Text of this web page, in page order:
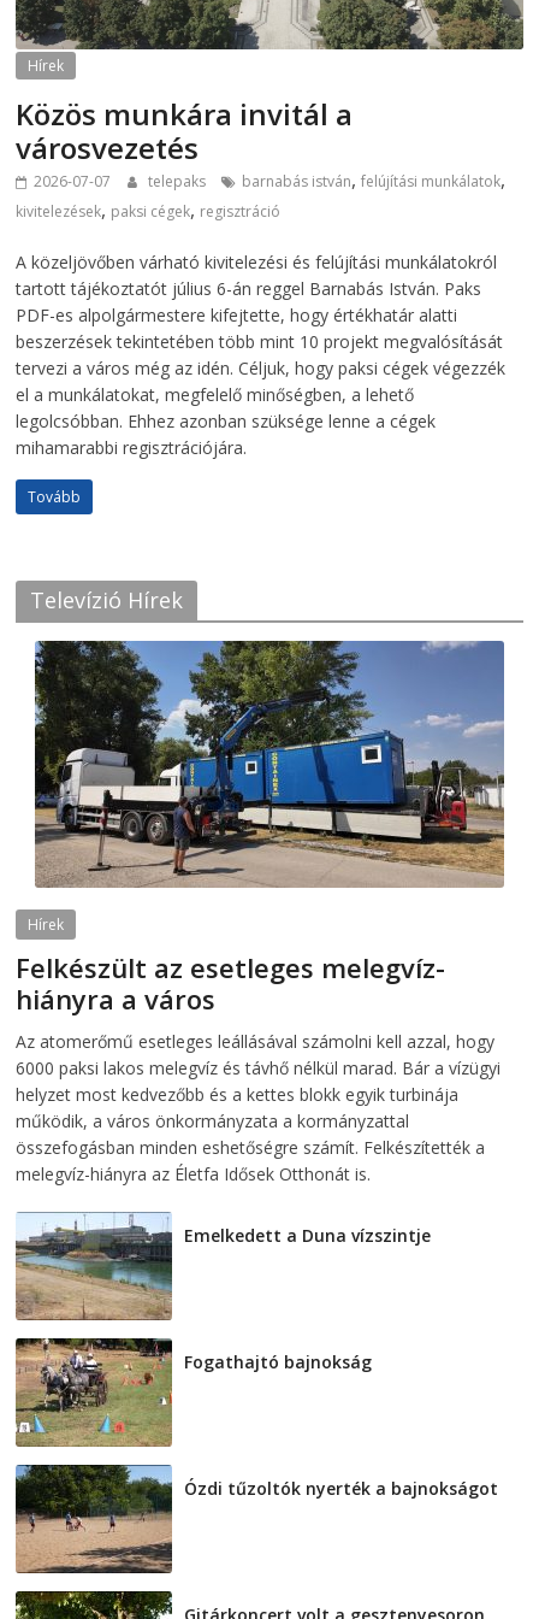
Hírek
Közös munkára invitál a
városvezetés
2026-07-07 telepaks barnabás istván,felújítási munkálatok,
kivitelezések, paksi cégek, regisztráció
A közeljövőben várható kivitelezési és felújítási munkálatokról
tartott tájékoztatót július 6-án reggel Barnabás István. Paks
PDF-es alpolgármestere kifejtette, hogy értékhatár alatti
beszerzések tekintetében több mint 10 projekt megvalósítását
tervezi a város még az idén. Céljuk, hogy paksi cégek végezzék
el a munkálatokat, megfelelő minőségben, a lehető
legolcsóbban. Ehhez azonban szüksége lenne a cégek
mihamarabbi regisztrációjára.
Tovább
Televízió Hírek
Hírek
Felkészült az esetleges melegvíz-
hiányra a város
Az atomerőmű esetleges leállásával számolni kell azzal, hogy
6000 paksi lakos melegvíz és távhő nélkül marad. Bár a vízügyi
helyzet most kedvezőbb és a kettes blokk egyik turbinája
működik, a város önkormányzata a kormányzattal
összefogásban minden eshetőségre számít. Felkészítették a
melegvíz-hiányra az Életfa Idősek Otthonát is.
Emelkedett a Duna vízszintje
Fogathajtó bajnokság
Ózdi tűzoltók nyerték a bajnokságot